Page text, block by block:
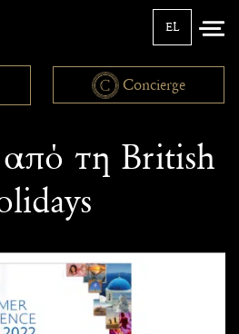
EL
Concierge
τη British